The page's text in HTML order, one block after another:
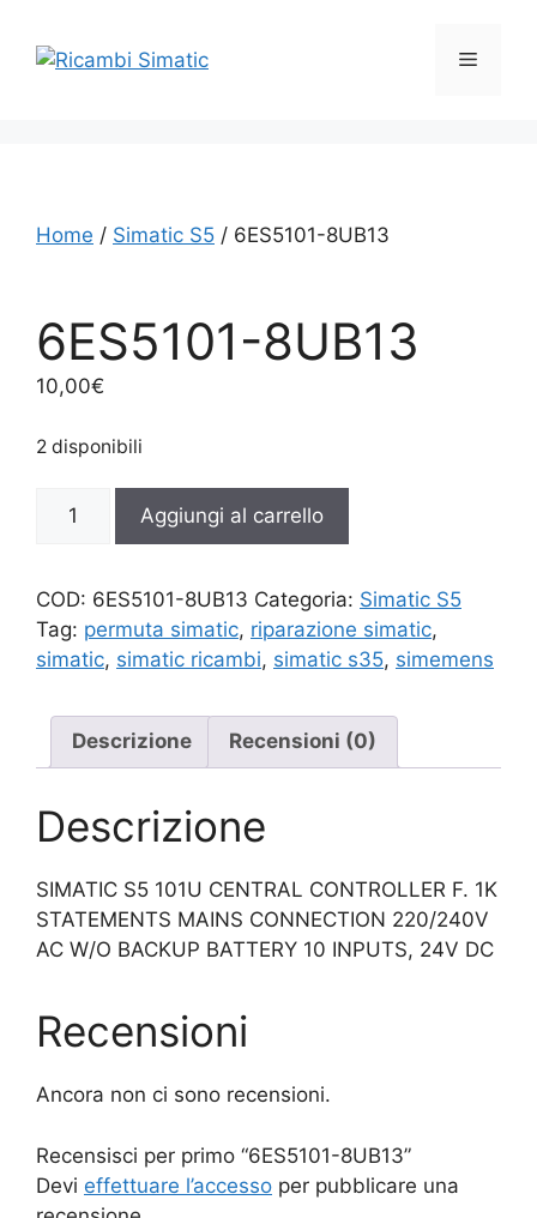
contenuto
Menu
Home / Simatic S5 / 6ES5101-8UB13
6ES5101-8UB13
10,00€
2 disponibili
8UB13
Aggiungi al carrello
COD: 6ES5101-8UB13 Categoria: Simatic S5
Tag: permuta simatic, riparazione simatic,
simatic, simatic ricambi, simatic s35, simemens
Descrizione Recensioni (0)
Descrizione
SIMATIC S5 101U CENTRAL CONTROLLER F. 1K
STATEMENTS MAINS CONNECTION 220/240V
AC W/O BACKUP BATTERY 10 INPUTS, 24V DC
Recensioni
Ancora non ci sono recensioni.
Recensisci per primo “6ES5101-8UB13”
Devi effettuare l’accesso per pubblicare una